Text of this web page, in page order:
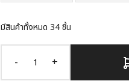
มีสินค้าทั้งหมด 34ชิ้น
- +